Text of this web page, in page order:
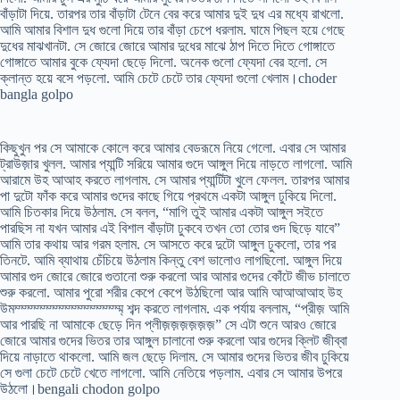
বাঁড়াটা দিয়ে. তারপর তার বাঁড়াটা টেনে বের করে আমার দুই দুধ এর মধ্যে রাখলো.
আমি আমার বিশাল দুধ গুলো দিয়ে তার বাঁড়া চেপে ধরলাম. ঘামে পিছল হয়ে গেছে
দুধের মাঝখানটা. সে জোরে জোরে আমার দুধের মাঝে ঠাপ দিতে দিতে গোঙ্গাতে
গোঙ্গাতে আমার বুকে ফ্যেদা ছেড়ে দিলো. অনেক গুলো ফ্যেদা বের হলো. সে
ক্লান্ত হয়ে বসে পড়লো. আমি চেটে চেটে তার ফ্যেদা গুলো খেলাম।choder
bangla golpo
কিছুখুন পর সে আমাকে কোলে করে আমার বেডরূমে নিয়ে গেলো. এবার সে আমার
ট্রাউজ়ার খুলল. আমার প্যান্টি সরিয়ে আমার গুদে আঙ্গুল দিয়ে নাড়তে লাগলো. আমি
আরামে উহ আআহ করতে লাগলাম. সে আমার প্যান্টিটা খুলে ফেলল. তারপর আমার
পা দুটো ফাঁক করে আমার গুদের কাছে গিয়ে প্রথমে একটা আঙ্গুল ঢুকিয়ে দিলো.
আমি চিতকার দিয়ে উঠলাম. সে বলল, “মাগি তুই আমার একটা আঙ্গুল সইতে
পারছিস না যখন আমার এই বিশাল বাঁড়াটা ঢুকবে তখন তো তোর গুদ ছিড়ে যাবে”
আমি তার কথায় আর গরম হলাম. সে আসতে করে দুটো আঙ্গুল ঢুকলো, তার পর
তিনটে. আমি ব্যাথায় চেঁচিয়ে উঠলাম কিন্তু বেশ ভালোও লাগছিলো. আঙ্গুল দিয়ে
আমার গুদ জোরে জোরে গুতানো শুরু করলো আর আমার গুদের কোঁটে জীভ চালাতে
শুরু করলো. আমার পুরো শরীর কেপে কেপে উঠছিলো আর আমি আআআআহ উহ
উমম্ম্ম্ম্ম্ম্ম্ম্ম্ম্ম্ম্ম্ম্ম্ম্ম্ম্ শব্দ করতে লাগলাম. এক পর্যায় বললাম, “প্রীজ় আমি
আর পারছি না আমাকে ছেড়ে দিন প্লীজ়জ়জ়জ়জ়জ়” সে এটা শুনে আরও জোরে
জোরে আমার গুদের ভিতর তার আঙ্গুল চালানো শুরু করলো আর গুদের ক্লিট জীব্বা
দিয়ে নাড়াতে থাকলো. আমি জল ছেড়ে দিলাম. সে আমার গুদের ভিতর জীব ঢুকিয়ে
সে গুলা চেটে চেটে খেতে লাগলো. আমি নেতিয়ে পড়লাম. এবার সে আমার উপরে
উঠলো।bengali chodon golpo